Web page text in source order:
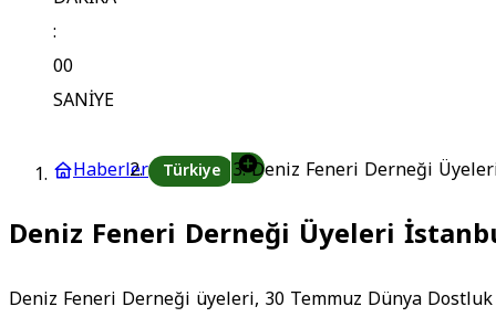
:
00
SANİYE
Haberler Türkiye Deniz Feneri Derneği
Deniz Feneri Derneği Üyeleri
Deniz Feneri Derneği üyeleri, 30 Temmuz Dünya